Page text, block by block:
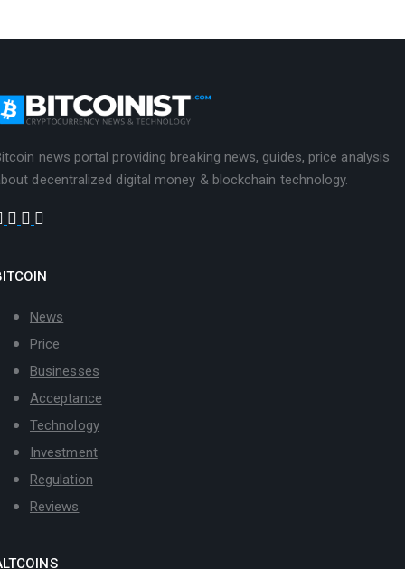
news portal providing breaking news, guides, price analysis
decentralized digital money & blockchain technology.
News
Price
Businesses
Acceptance
Technology
Investment
Regulation
Reviews